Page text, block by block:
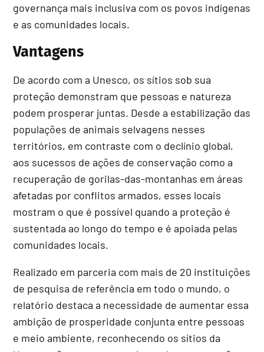
governança mais inclusiva com os povos indígenas
e as comunidades locais.
Vantagens
De acordo com a Unesco, os sítios sob sua
proteção demonstram que pessoas e natureza
podem prosperar juntas. Desde a estabilização das
populações de animais selvagens nesses
territórios, em contraste com o declínio global,
aos sucessos de ações de conservação como a
recuperação de gorilas-das-montanhas em áreas
afetadas por conflitos armados, esses locais
mostram o que é possível quando a proteção é
sustentada ao longo do tempo e é apoiada pelas
comunidades locais.
Realizado em parceria com mais de 20 instituições
de pesquisa de referência em todo o mundo, o
relatório destaca a necessidade de aumentar essa
ambição de prosperidade conjunta entre pessoas
e meio ambiente, reconhecendo os sítios da